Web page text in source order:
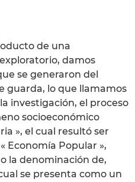
de una
damos
se generaron del
guarda, lo que llamamos
investigación, el proceso
socioeconómico
», el cual resultó ser
Economía Popular »,
la denominación de,
se presenta como un